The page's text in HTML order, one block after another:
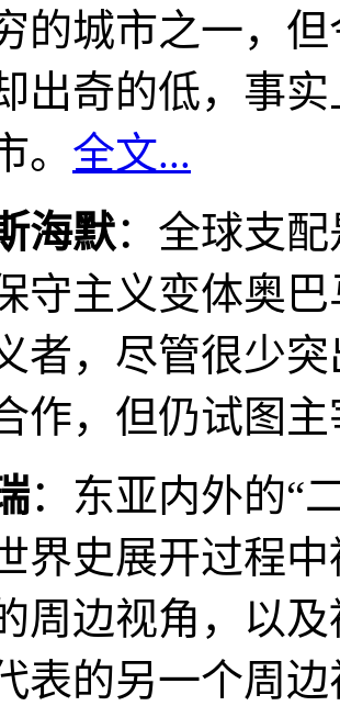
的城市之一，
出奇的低，事
。 全文...
海默：全球支
守主义变体奥
者，尽管很少
作，但仍试图
：东亚内外的“
界史展开过程
周边视角，以
表的另一个周